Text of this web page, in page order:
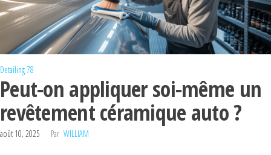
Detailing 78
Peut-on appliquer soi-même un
revêtement céramique auto ?
août 10, 2025 Par WILLIAM